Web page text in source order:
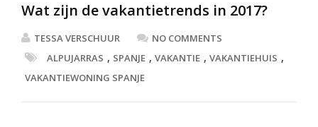
Wat zijn de vakantietrends in 2017?
TESSA VERSCHUUR
NO COMMENTS
ALPUJARRAS , SPANJE , VAKANTIE , VAKANTIEHUIS ,
VAKANTIEWONING SPANJE